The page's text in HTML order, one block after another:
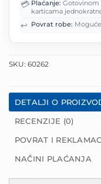
💳 Plaćanje: Gotovinom
karticama
↩️ Povrat robe:
SKU: 60262
DETALJI O
RECENZIJE (0)
POVRAT I
NAČINI PLAĆANJA